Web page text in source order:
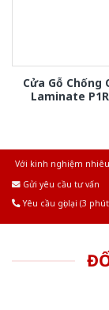
Cửa Gỗ Chống
Laminate
Với kinh nghiệm
Gửi yêu cầu tư vấn
Yêu cầu gọi lại (3